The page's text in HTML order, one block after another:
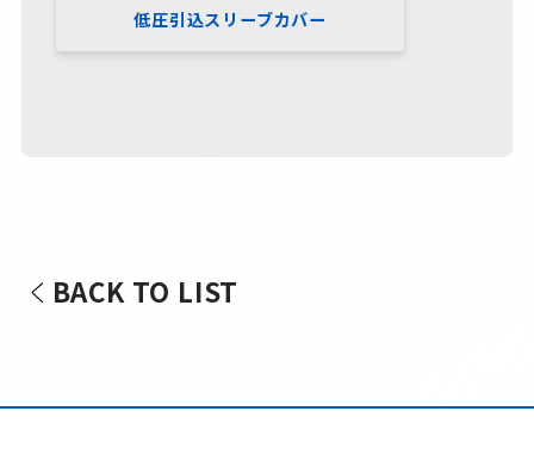
低圧引込スリーブカバー
BACK TO LIST